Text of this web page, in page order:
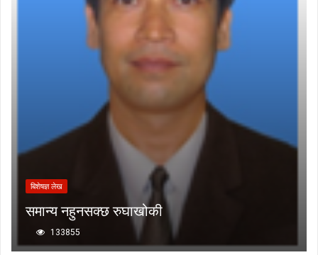
बिशेषज्ञ लेख
समान्य नहुनसक्छ रुघाखोकी
133855